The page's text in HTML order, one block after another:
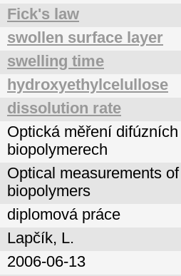
Fick's law
swollen surface layer
swelling time
hydroxyethylcelullose
dissolution rate
Optická měření
biopolymerech
Optical measurements
biopolymers
diplomová práce
Lapčík, L.
2006-06-13